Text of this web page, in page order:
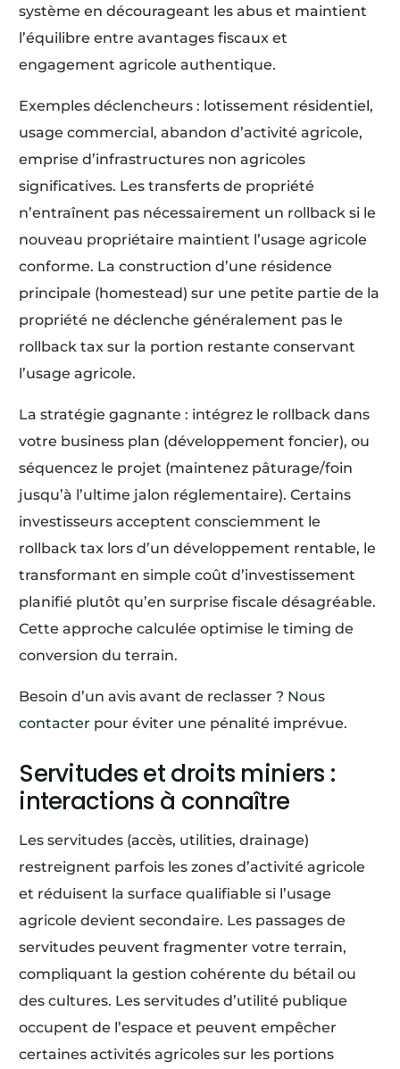
système en décourageant les abus et maintient
l’équilibre entre avantages fiscaux et
engagement agricole authentique.
Exemples déclencheurs : lotissement résidentiel,
usage commercial, abandon d’activité agricole,
emprise d’infrastructures non agricoles
significatives. Les transferts de propriété
n’entraînent pas nécessairement un rollback si le
nouveau propriétaire maintient l’usage agricole
conforme. La construction d’une résidence
principale (homestead) sur une petite partie de la
propriété ne déclenche généralement pas le
rollback tax sur la portion restante conservant
l’usage agricole.
La stratégie gagnante : intégrez le rollback dans
votre business plan (développement foncier), ou
séquencez le projet (maintenez pâturage/foin
jusqu’à l’ultime jalon réglementaire). Certains
investisseurs acceptent consciemment le
rollback tax lors d’un développement rentable, le
transformant en simple coût d’investissement
planifié plutôt qu’en surprise fiscale désagréable.
Cette approche calculée optimise le timing de
conversion du terrain.
Besoin d’un avis avant de reclasser ? Nous
contacter pour éviter une pénalité imprévue.
Servitudes et droits miniers :
interactions à connaître
Les servitudes (accès, utilities, drainage)
restreignent parfois les zones d’activité agricole
et réduisent la surface qualifiable si l’usage
agricole devient secondaire. Les passages de
servitudes peuvent fragmenter votre terrain,
compliquant la gestion cohérente du bétail ou
des cultures. Les servitudes d’utilité publique
occupent de l’espace et peuvent empêcher
certaines activités agricoles sur les portions